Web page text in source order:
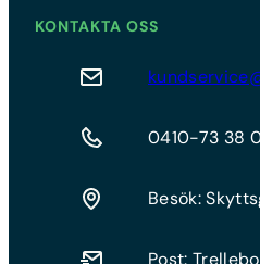
KONTAKTA OSS
0410-73 38
Besök:
Post: